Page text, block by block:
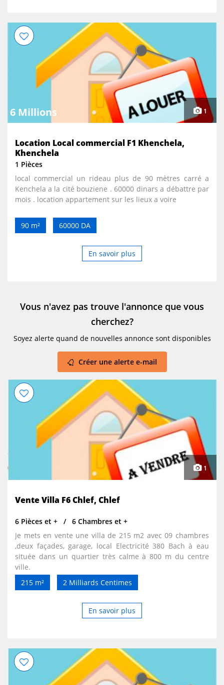
6 Millions 1
Location Local commercial F1 Khenchela,
Khenchela
1 Pièces
local commercial un rideau plus de 90 mètres carré a
Kenchela a la cité bouziene . 60000 dinars a débattre par
mois . location appartement sur les lieux a voire
90 m² 60000 DA
En savoir plus
Vous n'avez pas trouve l'annonce que vous
cherchez?
Soyez alerte quand de nouvelles annonce sont disponibles
Créer une alerte e-mail
1
Vente Villa F6 Chlef, Chlef
6 Pièces et +
6 Chambres et +
Je mets en vente une villa de 215 m2 avec 09 chambres
,deux façades, garage, local Electricité 380 Bach à eau
située dans un quartier très calme à 800 m du centre
ville.
215 m²
2 Milliards Centimes
En savoir plus